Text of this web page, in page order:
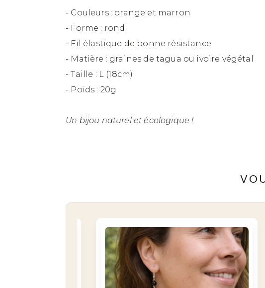
- Couleurs : orange et marron
- Forme : rond
- Fil élastique de bonne résistance
- Matière : graines de tagua ou ivoire végétal
- Taille : L (18cm)
- Poids : 20g
Un bijou naturel et écologique !